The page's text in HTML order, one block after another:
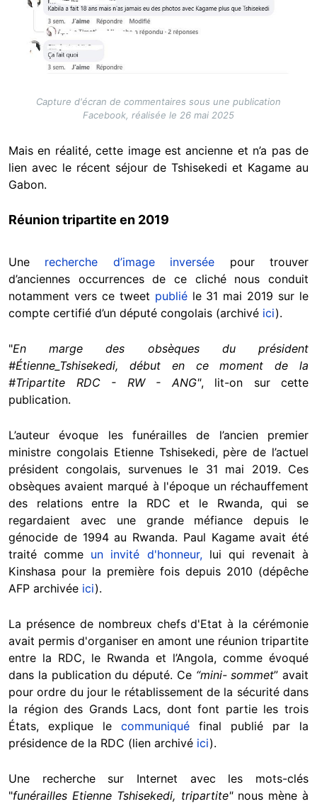
Capture d'écran de commentaires sous une publication
Facebook, réalisée le 26 mai 2025
Mais en réalité, cette image est ancienne et n’a pas de
lien avec le récent séjour de Tshisekedi et Kagame au
Gabon.
Réunion tripartite en 2019
Une recherche d’image inversée pour trouver
d’anciennes occurrences de ce cliché nous conduit
notamment vers ce tweet publiéle 31 mai 2019 sur le
compte certifié d’un député congolais (archivé ici).
"En marge des obsèques du président
#Étienne_Tshisekedi, début en ce moment de la
#Tripartite RDC - RW - ANG", lit-on sur cette
publication.
L’auteur évoque les funérailles de l’ancien premier
ministre congolais Etienne Tshisekedi, père de l’actuel
président congolais, survenues le 31 mai 2019. Ces
obsèques avaient marqué à l'époque un réchauffement
des relations entre la RDC et le Rwanda, qui se
regardaient avec une grande méfiance depuis le
génocide de 1994 au Rwanda. Paul Kagame avait été
traité comme un invité d'honneur,lui qui revenait à
Kinshasa pour la première fois depuis 2010 (dépêche
AFP archivée ici).
La présence de nombreux chefs d'Etat à la cérémonie
avait permis d'organiser en amont une réunion tripartite
entre la RDC, le Rwanda et l’Angola, comme évoqué
dans la publication du député. Ce “mini- sommet” avait
pour ordre du jour le rétablissement de la sécurité dans
la région des Grands Lacs, dont font partie les trois
États, explique le communiqué final publié par la
présidence de la RDC (lien archivé ici).
Une recherche sur Internet avec les mots-clés
"funérailles Etienne Tshisekedi, tripartite"nous mène à